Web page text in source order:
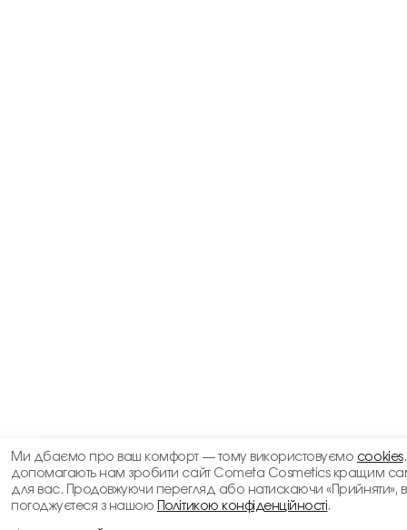
Ми дбаємо про ваш комфорт — тому використовуємо cookies
допомагають нам зробити сайт Cometa Cosmetics кращим
для вас. Продовжуючи перегляд або натискаючи «Прийняти»,
погоджуєтеся з нашою
Політикою конфіденційності.